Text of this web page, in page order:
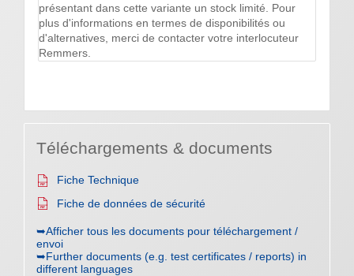
présentant dans cette variante un stock limité. Pour
plus d'informations en termes de disponibilités ou
d'alternatives, merci de contacter votre interlocuteur
Remmers.
Téléchargements & documents
Fiche Technique
Fiche de données de sécurité
➥Afficher tous les documents pour téléchargement /
envoi
➥Further documents (e.g. test certificates / reports) in
different languages